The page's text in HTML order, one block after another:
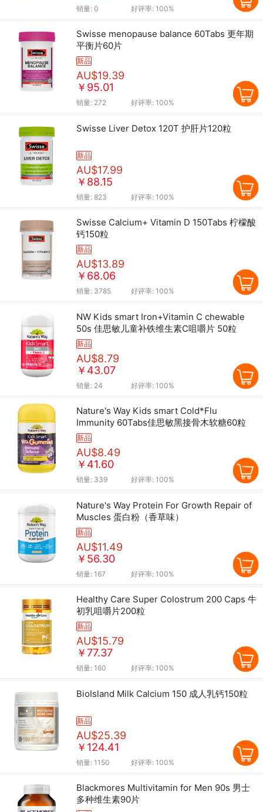
销量: 0 好评率: 100%
Swisse menopause balance 60Tabs 更年期
平衡片60片
新品
AU$19.39
￥95.01
销量: 272 好评率: 100%
Swisse Liver Detox 120T 护肝片120粒
新品
AU$17.99
￥88.15
销量: 823 好评率: 100%
Swisse Calcium+ Vitamin D 150Tabs 柠檬酸
钙150粒
新品
AU$13.89
￥68.06
销量: 3785 好评率: 100%
NW Kids smart Iron+Vitamin C chewable
50s 佳思敏儿童补铁维生素C咀嚼片 50粒
新品
AU$8.79
￥43.07
销量: 24 好评率: 100%
Nature's Way Kids smart Cold*Flu
Immunity 60Tabs佳思敏黑接骨木软糖60粒
新品
AU$8.49
￥41.60
销量: 339 好评率: 100%
Nature's Way Protein For Growth Repair of
Muscles 蛋白粉（香草味）
新品
AU$11.49
￥56.30
销量: 167 好评率: 100%
Healthy Care Super Colostrum 200 Caps 牛
初乳咀嚼片200粒
新品
AU$15.79
￥77.37
销量: 160 好评率: 100%
BioIsland Milk Calcium 150 成人乳钙150粒
新品
AU$25.39
￥124.41
销量: 1150 好评率: 100%
Blackmores Multivitamin for Men 90s 男士
多种维生素90片